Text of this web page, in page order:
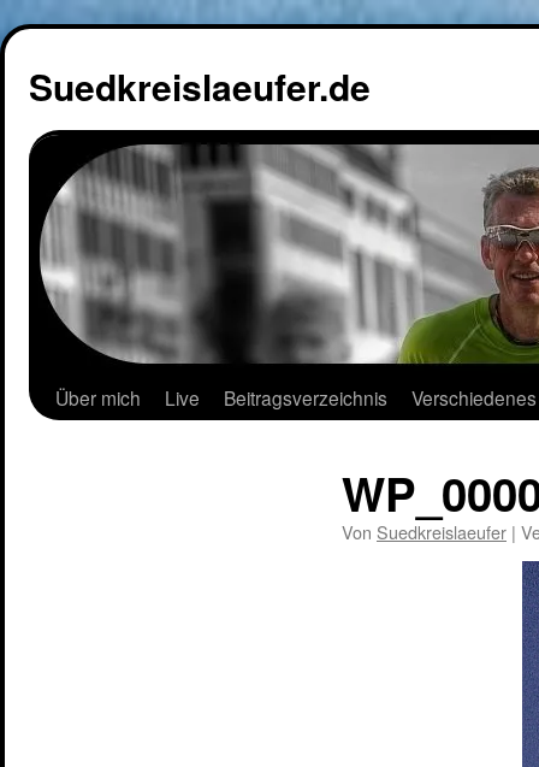
Suedkreislaeufer.de
Über mich Live Beitragsverzeichnis Verschiedenes
Von Suedkreislaeufer |